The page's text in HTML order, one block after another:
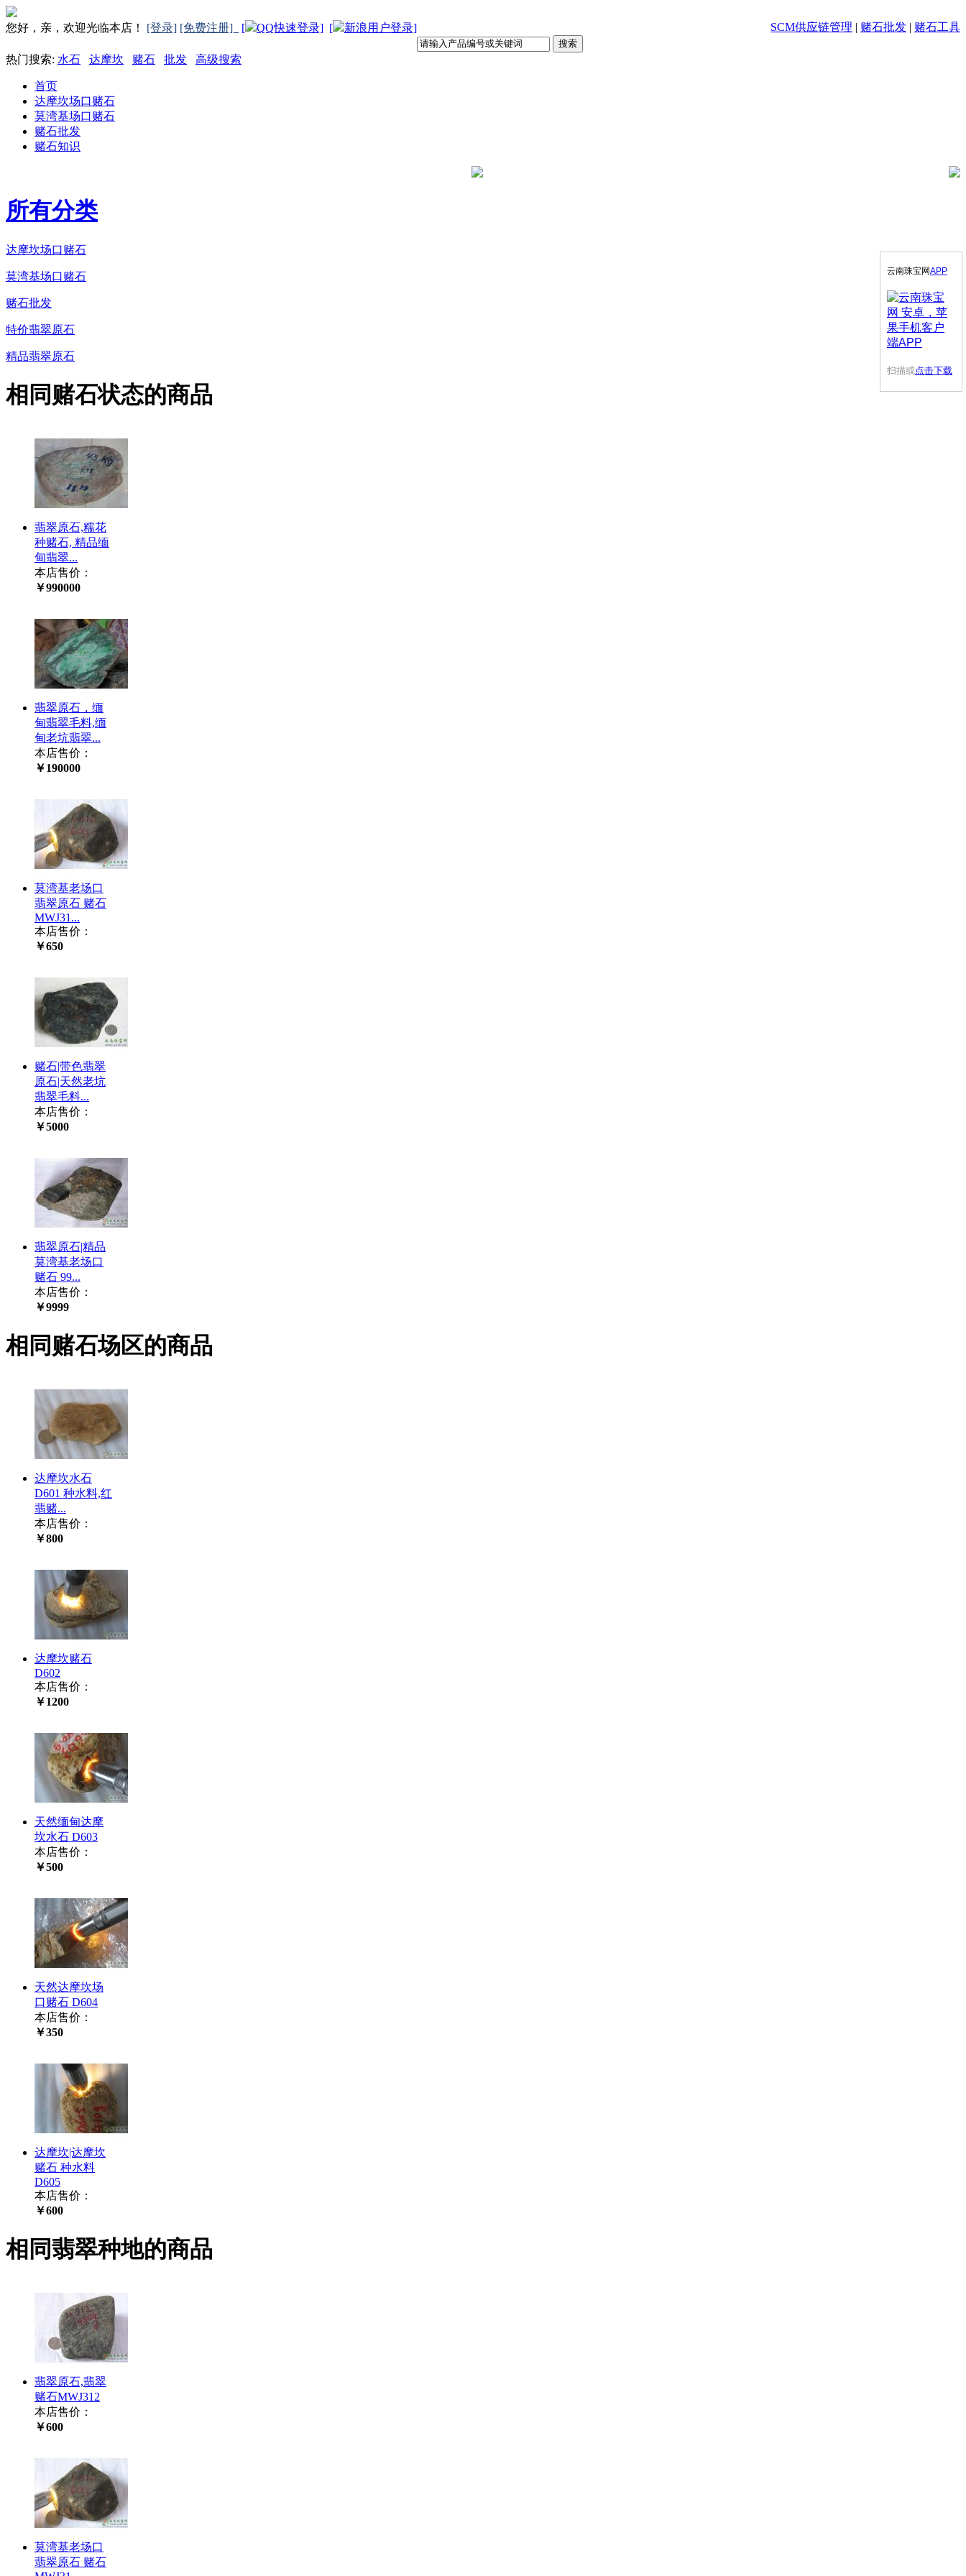
您好，亲，欢迎光临本店！ [登录] [免费注册] [ QQ快速登录] [ 新浪用户登录] SCM供应链管理 | 赌石批发 | 赌石工具
热门搜索: 水石 达摩坎 赌石 批发 高级搜索
首页
达摩坎场口赌石
莫湾基场口赌石
赌石批发
赌石知识
所有分类
达摩坎场口赌石
莫湾基场口赌石
赌石批发
特价翡翠原石
精品翡翠原石
相同赌石状态的商品
翡翠原石,糯花
种赌石, 精品缅
甸翡翠...
本店售价：
￥990000
翡翠原石，缅
甸翡翠毛料,缅
甸老坑翡翠...
本店售价：
￥190000
莫湾基老场口
翡翠原石 赌石
MWJ31...
本店售价：
￥650
赌石|带色翡翠
原石|天然老坑
翡翠毛料...
本店售价：
￥5000
翡翠原石|精品
莫湾基老场口
赌石 99...
本店售价：
￥9999
相同赌石场区的商品
达摩坎水石
D601 种水料,红
翡赌...
本店售价：
￥800
达摩坎赌石
D602
本店售价：
￥1200
天然缅甸达摩
坎水石 D603
本店售价：
￥500
天然达摩坎场
口赌石 D604
本店售价：
￥350
达摩坎|达摩坎
赌石 种水料
D605
本店售价：
￥600
相同翡翠种地的商品
翡翠原石,翡翠
赌石MWJ312
本店售价：
￥600
莫湾基老场口
翡翠原石 赌石
云南珠宝网APP
扫描或点击下载